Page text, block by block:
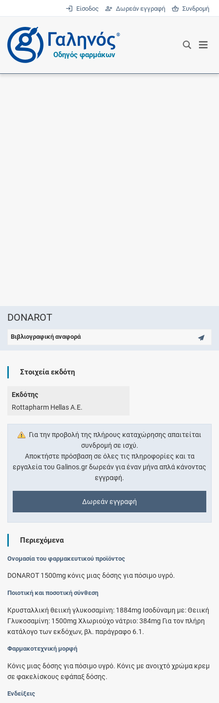
Είσοδος Δωρεάν εγγραφή Συνδρομή
®
Οδηγός φαρμάκων
DONAROT
Βιβλιογραφική αναφορά
Στοιχεία εκδότη
Εκδότης
Rottapharm Hellas A.E.
Για την προβολή της πλήρους καταχώρησης απαιτείται
συνδρομή σε ισχύ.
Αποκτήστε πρόσβαση σε όλες τις πληροφορίες και τα
εργαλεία του Galinos.gr δωρεάν για έναν μήνα απλά κάνοντας
εγγραφή.
Δωρεάν εγγραφή
Περιεχόμενα
Ονομασία του φαρμακευτικού προϊόντος
DONAROT 1500mg κόνις μιας δόσης για πόσιμο υγρό.
Ποιοτική και ποσοτική σύνθεση
Κρυσταλλική θειική γλυκοσαμίνη: 1884mg Ισοδύναμη με: Θειική
Γλυκοσαμίνη: 1500mg Χλωριούχο νάτριο: 384mg Για τον πλήρη
κατάλογο των εκδόχων, βλ. παράγραφο 6.1.
Φαρμακοτεχνική μορφή
Κόνις μιας δόσης για πόσιμο υγρό. Κόνις με ανοιχτό χρώμα κρεμ
σε φακελίσκους εφάπαξ δόσης.
Ενδείξεις